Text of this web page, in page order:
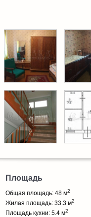
Площадь
Общая площадь: 48 м2
Жилая площадь: 33.3 м2
Площадь кухни: 5.4 м2